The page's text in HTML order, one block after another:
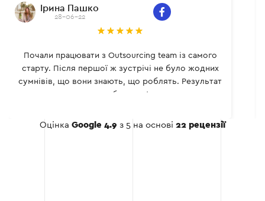
Ірина Пашко
28-06-22
Почали працювати з Outsourcing team із самого
старту. Після першої ж зустрічі не було жодних
сумнівів, що вони знають, що роблять. Результат
не забарився!
Оцінка Google 4.9 з 5 на основі 22 рецензії